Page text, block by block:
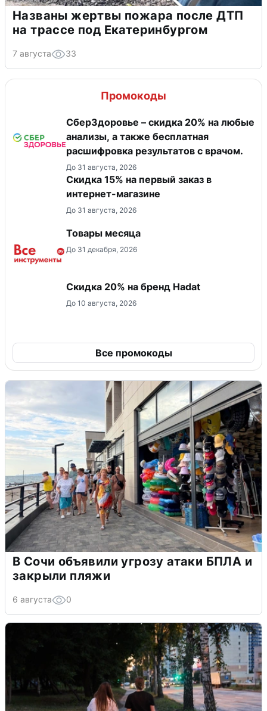
Названы жертвы пожара после ДТП
на трассе под Екатеринбургом
7 августа 33
Промокоды
СберЗдоровье – скидка 20% на любые
анализы, а также бесплатная
расшифровка результатов с врачом.
До 31 августа, 2026
Скидка 15% на первый заказ в
интернет-магазине
До 31 августа, 2026
Товары месяца
До 31 декабря, 2026
Скидка 20% на бренд Hadat
До 10 августа, 2026
Все промокоды
В Сочи объявили угрозу атаки БПЛА и
закрыли пляжи
6 августа 0